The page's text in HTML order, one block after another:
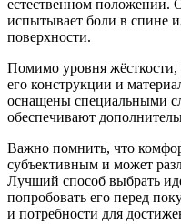
естественном положении.
испытывает боли в спине
поверхности.
Помимо уровня жёсткости,
его конструкции и
оснащены специальными
обеспечивают
Важно помнить, что
субъективным и может
Лучший способ выбрать
попробовать его перед
и потребности для